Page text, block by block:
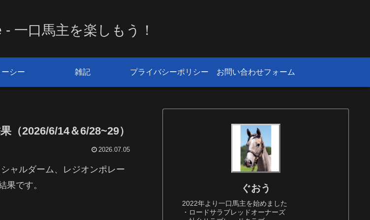
一口馬主を楽しもう！
シー 雑記 プライバシーポリシー お問い合わせフォーム
（2026/6/14＆6/28~29）
2026.07.05
ャルダーム、レジオンポレー
果です。
ぐおう
2022年より一口馬主を始めました
・ロードサラブレッドオーナーズ